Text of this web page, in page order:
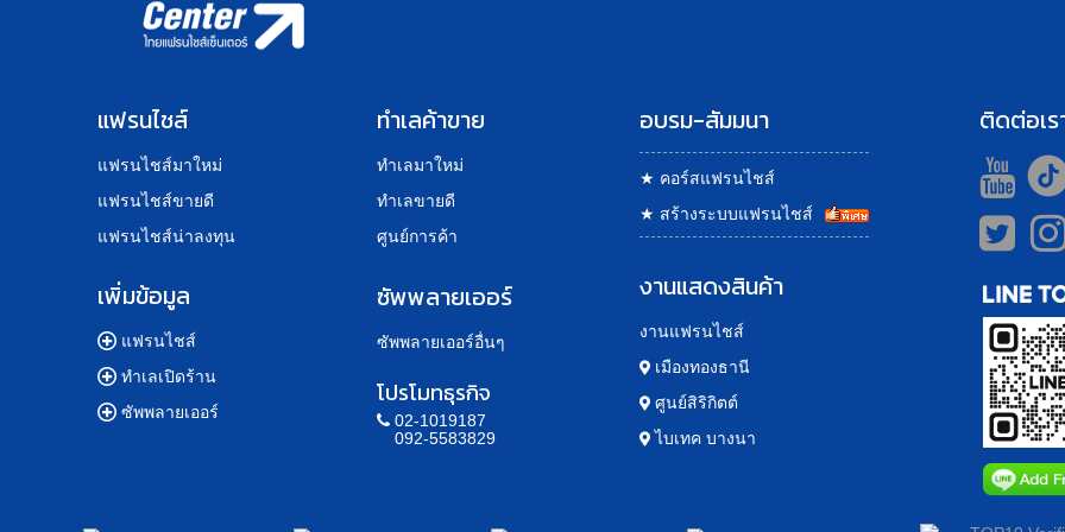
แฟรนไชส์
แฟรนไชส์มาใหม่
แฟรนไชส์ขายดี
แฟรนไชส์น่าลงทุน
เพิ่มข้อมูล
แฟรนไชส์
ทำเลเปิดร้าน
ซัพพลายเออร์
ทำเลค้าขาย
ทำเลมาใหม่
ทำเลขายดี
ศูนย์การค้า
ซัพพลายเออร์
ซัพพลายเออร์อื่นๆ
โปรโมทธุรกิจ
02-1019187
092-5583829
อบรม-สัมมนา
★ คอร์สแฟรนไชส์
★ สร้างระบบแฟรนไชส์
งานแสดงสินค้า
งานแฟรนไชส์
เมืองทองธานี
ศูนย์สิริกิตต์
ไบเทค บางนา
ติดต่อเร